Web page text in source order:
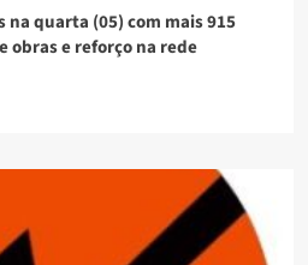
quarta (05) com mais 915
obras e reforço na rede